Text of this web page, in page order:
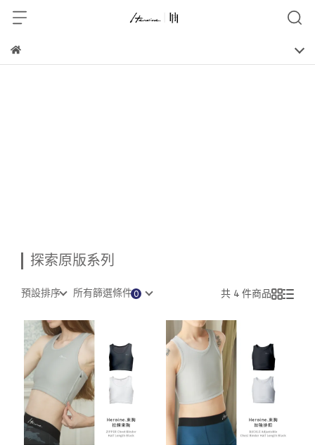
探索原版系列
預設排序 所有篩選條件 共 4 件商品